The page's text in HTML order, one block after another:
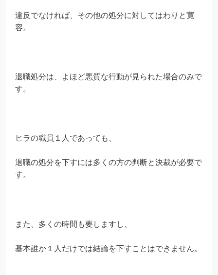
違反でなければ、その他の処分に対してはわりと寛
容。
退職処分は、よほど悪質な行動が見られた場合のみで
す。
ヒラの職員１人であっても、
退職の処分を下すには多くの方の判断と決裁が必要で
す。
また、多くの時間も要しますし、
基本誰か１人だけでは結論を下すことはできません。